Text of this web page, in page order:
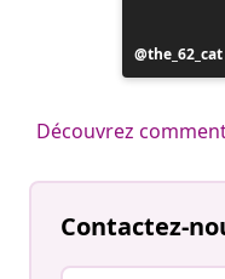
Publication
publiée
the_62_cat
Découvrez
Contactez-